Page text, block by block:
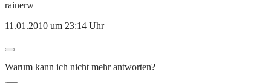
rainerw
11.01.2010 um 23:14 Uhr
Warum kann ich nicht mehr antworten?